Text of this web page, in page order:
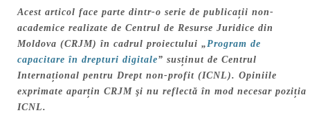
Acest articol face parte dintr-o serie de publicații non-
academice realizate de Centrul de Resurse Juridice din
Moldova (CRJM) în cadrul proiectului „ Program de
capacitare în drepturi digitale” susținut de Centrul
Internațional pentru Drept non-profit (ICNL). Opiniile
exprimate aparțin CRJM şi nu reflectă în mod necesar poziția
ICNL.